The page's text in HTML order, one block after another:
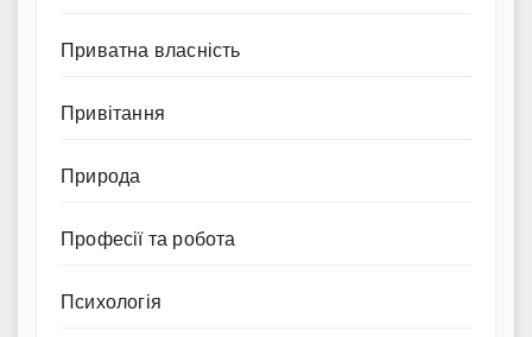
Приватна власність
Привітання
Природа
Професії та робота
Психологія